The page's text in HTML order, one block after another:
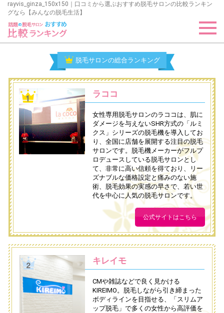
rayvis_ginza_150x150｜口コミから選ぶおすすめ脱毛サロンの比較ランキン
グなら【みんなの脱毛生活】
脱毛サロンの総合ランキング
ラココ
女性専用脱毛サロンのラココは、肌に
ダメージを与えないSHR方式の「ルミ
クス」シリーズの脱毛機を導入してお
り、全国に店舗を展開する注目の脱毛
サロンです。脱毛機メーカーがフルプ
ロデュースしている脱毛サロンとし
て、非常に高い信頼を得ており、リー
ズナブルな価格設定と痛みのない施
術、脱毛効果の実感の早さで、若い世
代を中心に人気の脱毛サロンです。
公式サイトはこちら
キレイモ
CMや雑誌などで良く見かける
KIREIMO。脱毛しながら引き締まった
ボディラインを目指せる、「スリムア
ップ脱毛」で多くの女性から高評価を